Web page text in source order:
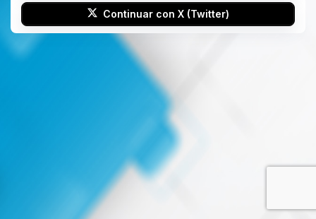
Continuar con X (Twitter)